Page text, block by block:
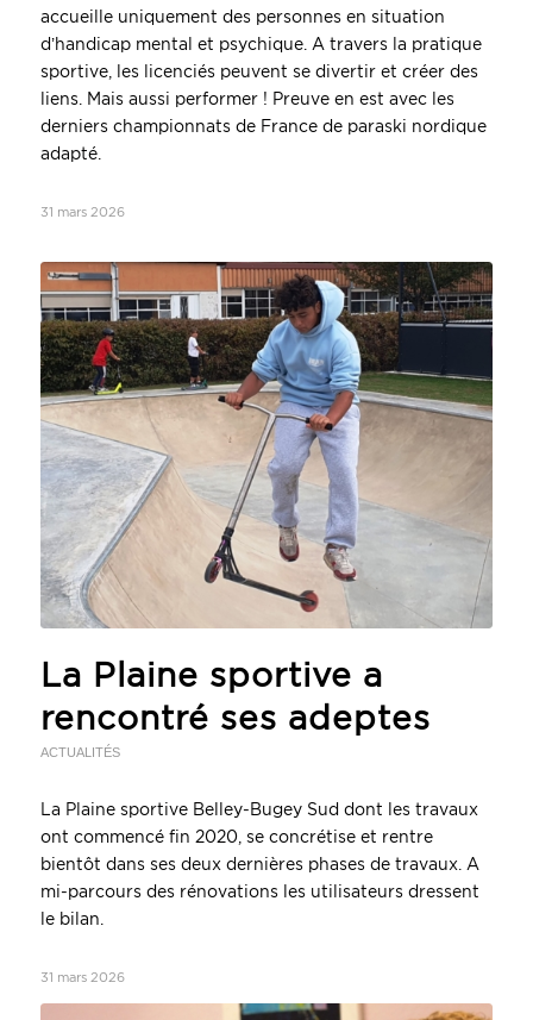
accueille uniquement des personnes en situation
d’handicap mental et psychique. A travers la pratique
sportive, les licenciés peuvent se divertir et créer des
liens. Mais aussi performer ! Preuve en est avec les
derniers championnats de France de paraski nordique
adapté.
31 mars 2026
La Plaine sportive a
rencontré ses adeptes
ACTUALITÉS
La Plaine sportive Belley-Bugey Sud dont les travaux
ont commencé fin 2020, se concrétise et rentre
bientôt dans ses deux dernières phases de travaux. A
mi-parcours des rénovations les utilisateurs dressent
le bilan.
31 mars 2026